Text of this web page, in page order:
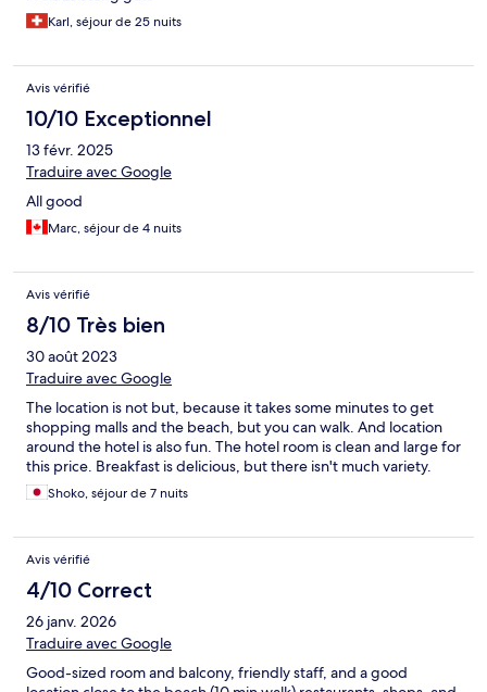
Karl, séjour de 25 nuits
Avis vérifié
10/10 Exceptionnel
13 févr. 2025
Traduire avec Google
All good
Marc, séjour de 4 nuits
Avis vérifié
8/10 Très bien
30 août 2023
Traduire avec Google
The location is not but, because it takes some minutes to get
shopping malls and the beach, but you can walk. And location
around the hotel is also fun. The hotel room is clean and large for
this price. Breakfast is delicious, but there isn't much variety.
Shoko, séjour de 7 nuits
Avis vérifié
4/10 Correct
26 janv. 2026
Traduire avec Google
Good-sized room and balcony, friendly staff, and a good